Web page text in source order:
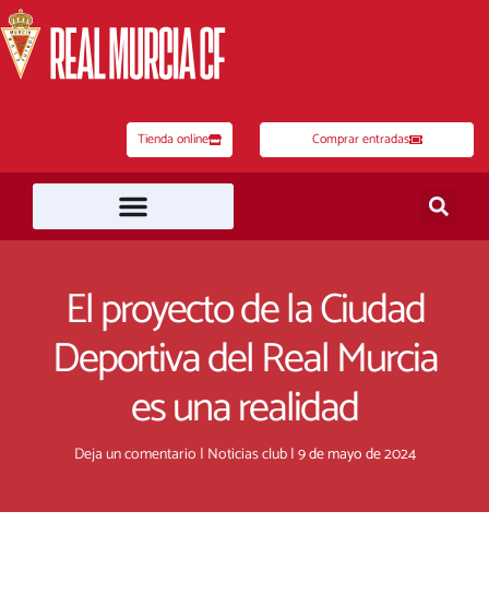
al
contenido
Tienda online Comprar entradas
El proyecto de la Ciudad
Deportiva del Real Murcia
es una realidad
Deja un comentario | Noticias club|9 de mayo de 2024